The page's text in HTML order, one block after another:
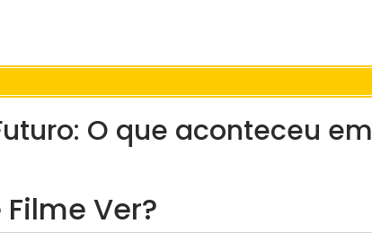
O que aconteceu em
Filme Ver?